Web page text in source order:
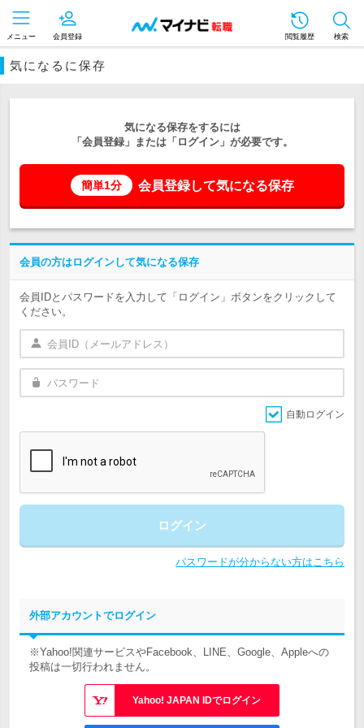
メニュー 会員登録 閲覧履歴 検索
気になるに保存
気になる保存をするには
「会員登録」または「ログイン」が必要です。
簡単1分 会員登録して気になる保存
会員の方はログインして気になる保存
会員IDとパスワードを入力して「ログイン」ボタンをクリックして
ください。
自動ログイン
ログイン
パスワードが分からない方はこちら
外部アカウントでログイン
※Yahoo!関連サービスやFacebook、LINE、Google、Appleへの
投稿は一切行われません。
Yahoo! JAPAN IDでログイン